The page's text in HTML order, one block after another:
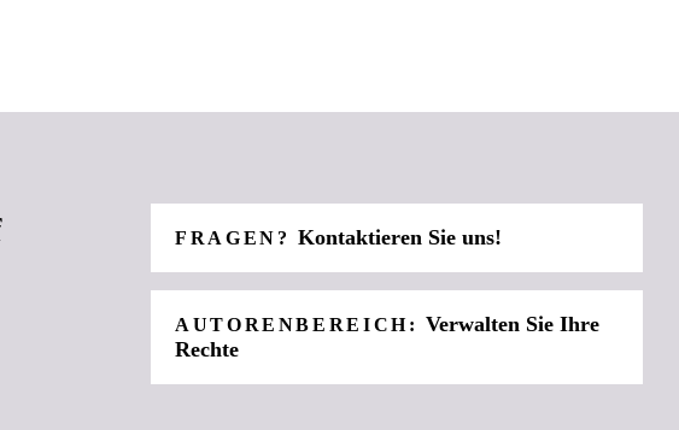
FRAGEN?Kontaktieren Sie uns!
AUTORENBEREICH:Verwalten Sie Ihre
Rechte